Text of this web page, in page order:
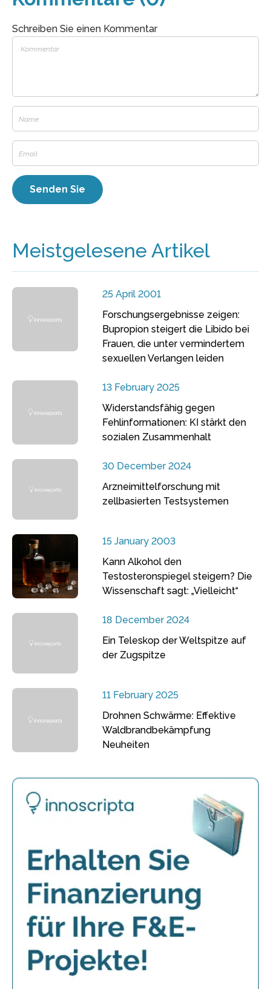
Schreiben Sie einen Kommentar
Meistgelesene Artikel
25 April 2001
Forschungsergebnisse zeigen:
Bupropion steigert die Libido bei
Frauen, die unter vermindertem
sexuellen Verlangen leiden
13 February 2025
Widerstandsfähig gegen
Fehlinformationen: KI stärkt den
sozialen Zusammenhalt
30 December 2024
Arzneimittelforschung mit
zellbasierten Testsystemen
15 January 2003
Kann Alkohol den
Testosteronspiegel steigern? Die
Wissenschaft sagt: „Vielleicht“
18 December 2024
Ein Teleskop der Weltspitze auf
der Zugspitze
11 February 2025
Drohnen Schwärme: Effektive
Waldbrandbekämpfung
Neuheiten